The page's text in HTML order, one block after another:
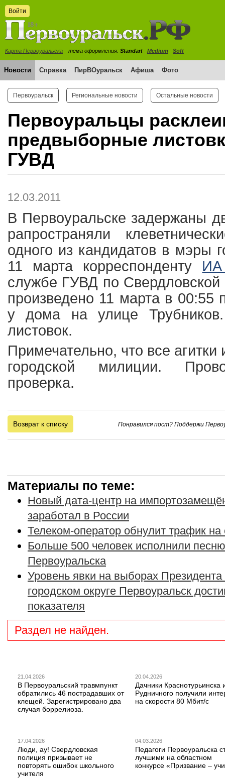
Войти
Карта Первоуральска тема оформления: Standart Medium Soft
Новости Справка ПирВОуральск Афиша Фото
Первоуральск Региональные новости Остальные новости
Первоуральцы
предвыборные
ГУВД
12.03.2011
В Первоуральске задержаны
рапространяли
одного из кандидатов в мэры
11 марта корреспонденту ИА
службе ГУВД по Свердловской
произведено 11 марта в 00:55
у дома на улице
листовок.
Примечательно, что все агитки
городской милиции.
проверка.
Возврат к списку Понравился пост? Поддержи
Материалы по теме:
Новый дата-центр на
заработал в России
Телеком-оператор обнулит трафик на
Больше 500 человек исполнили
Первоуральска
Уровень явки на выборах
городском округе Первоуральск
показателя
Раздел не найден.
21.04.2026
В Первоуральский травмпункт
обратились 46 пострадавших от
клещей. Зарегистрировано два
случая боррелиоза.
20.04.2026
Дачники Краснотурьинска
Рудничного получили
на скорости 80 Мбит/с
17.04.2026
Люди, ау! Свердловская
полиция призывает не
повторять ошибок школьного
учителя
04.03.2026
Педагоги Первоуральска
лучшими на областном
конкурсе «Призвание –